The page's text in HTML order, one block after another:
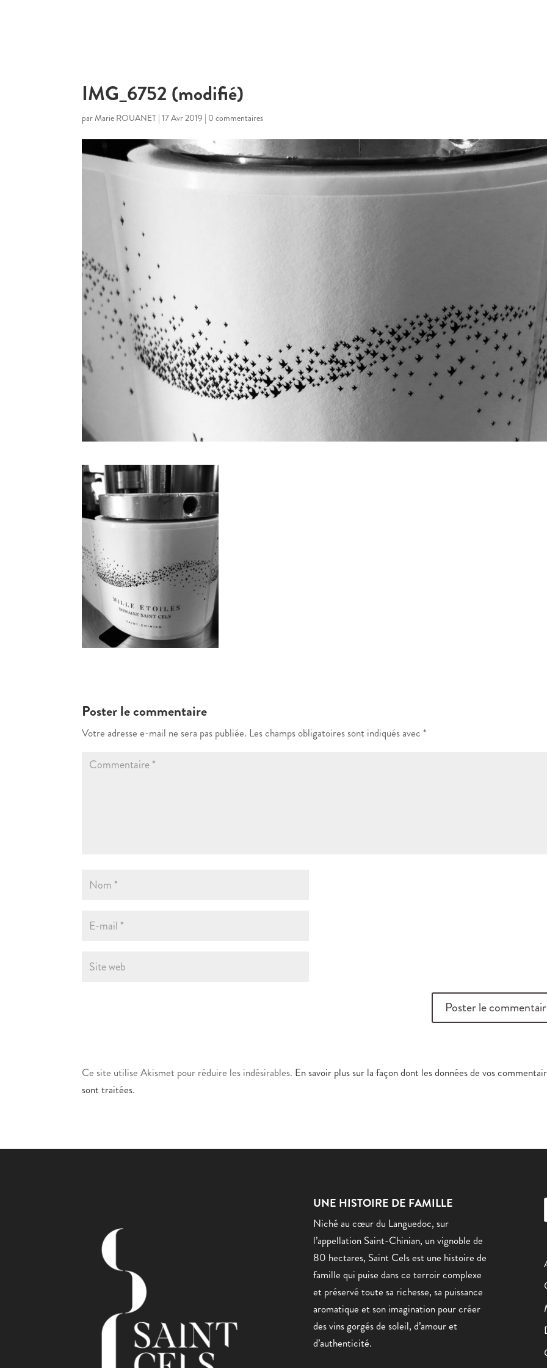
IMG_6752 (modifié)
parMarie ROUANET |17 Avr 2019 | 0 commentaires
Poster le commentaire
Votre adresse e-mail ne sera pas publiée. Les champs obligatoires sont indiqués avec*
Ce site utilise Akismet pour réduire les indésirables. En savoir plus sur la façon dont les données de vos
sont traitées.
UNE HISTOIRE DE FAMILLE
Niché au cœur du Languedoc, sur
l’appellation Saint-Chinian, un vignoble de
80 hectares, Saint Cels est une histoire de
famille qui puise dans ce terroir complexe
et préservé toute sa richesse, sa puissance
aromatique et son imagination pour créer
des vins gorgés de soleil, d’amour et
d’authenticité.